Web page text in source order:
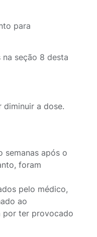
para
seção 8 desta
diminuir a dose.
semanas após o
foram
pelo médico,
ao
por ter provocado